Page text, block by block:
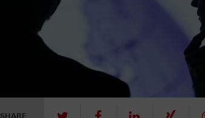
SHARE tweet mitteilen